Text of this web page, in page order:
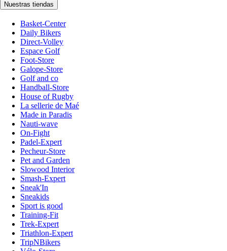
Nuestras tiendas
Basket-Center
Daily Bikers
Direct-Volley
Espace Golf
Foot-Store
Galope-Store
Golf and co
Handball-Store
House of Rugby
La sellerie de Maé
Made in Paradis
Nauti-wave
On-Fight
Padel-Expert
Pecheur-Store
Pet and Garden
Slowood Interior
Smash-Expert
Sneak'In
Sneakids
Sport is good
Training-Fit
Trek-Expert
Triathlon-Expert
TripNBikers